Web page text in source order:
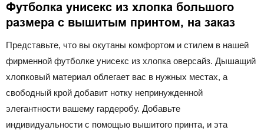
Футболка унисекс из хлопка большого
размера с вышитым принтом, на заказ
Представьте, что вы окутаны комфортом и стилем в нашей
фирменной футболке унисекс из хлопка оверсайз. Дышащий
хлопковый материал облегает вас в нужных местах, а
свободный крой добавит нотку непринужденной
элегантности вашему гардеробу. Добавьте
индивидуальности с помощью вышитого принта, и эта